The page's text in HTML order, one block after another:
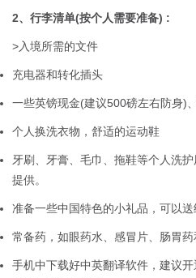
2、行李清单(按个人需要准备) :
>入境所需的文件
充电器和转化插头
一些英镑现金(建议500磅左右防身)
个人换洗衣物，舒适的运动鞋
牙刷、牙膏、毛巾、拖鞋等个人洗
提供。
准备一些中国特色的小礼品，可以
常备药，如眼药水、感冒片、肠胃
手机中下载好中英翻译软件，建议开